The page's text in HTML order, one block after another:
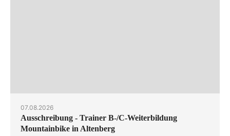
07.08.2026
Ausschreibung - Trainer B-/C-Weiterbildung
Mountainbike in Altenberg